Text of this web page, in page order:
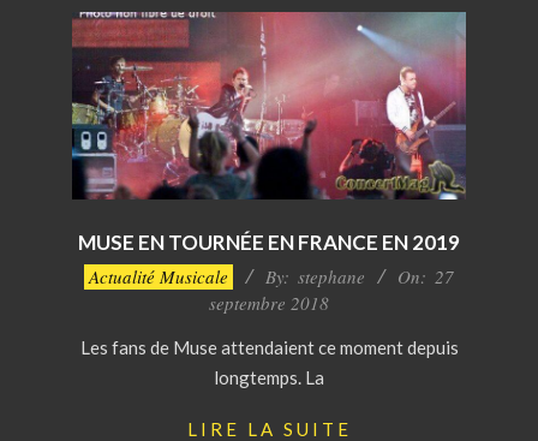
MUSE EN TOURNÉE EN FRANCE EN 2019
2018-
Actualité Musicale By: stephane On: 27
septembre 2018
Les fans de Muse attendaient ce moment depuis
longtemps. La
LIRE LA SUITE